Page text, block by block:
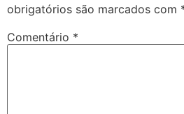
obrigatórios são marcados com
Comentário *